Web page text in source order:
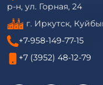
р-н, ул. Горная, 24
г. Иркутск,
+7-958-149-77-15
+7 (3952) 48-12-79